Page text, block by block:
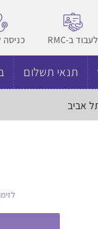
לעבוד ב-RMC כניסה
תנאי תשלום